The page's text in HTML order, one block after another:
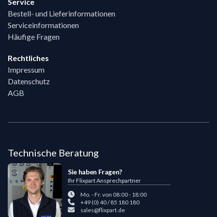
Bestell- und Lieferinformationen
Serviceinformationen
Häufige Fragen
Rechtliches
Impressum
Datenschutz
AGB
Technische Beratung
Sie haben Fragen?
Ihr Flixpart Ansprechpartner
Mo. - Fr. von 08:00 - 18:00
+49 (0) 40 / 85 180 180
sales@flixpart.de